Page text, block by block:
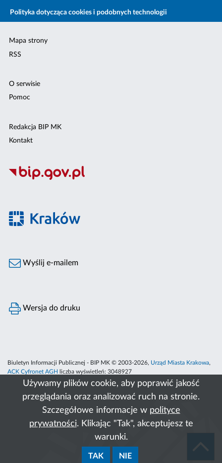
Używamy plików cookie, aby poprawić jakość
przeglądania oraz analizować ruch na stronie.
Szczegółowe informacje w polityce
prywatności. Klikając "Tak", akceptujesz te
warunki.
TAK NIE
Polityka dotycząca cookies i podobnych technologii
Mapa strony
RSS
O serwisie
Pomoc
Redakcja BIP MK
Kontakt
Wyślij e-mailem
Wersja do druku
Biuletyn Informacji Publicznej - BIP MK © 2003-2026, Urząd Miasta Krakowa,
ACK Cyfronet AGH
liczba wyświetleń: 3048927